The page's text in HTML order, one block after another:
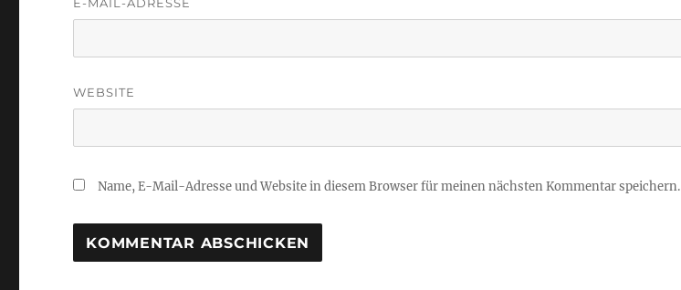
WEBSITE
Name, E-Mail-Adresse und Website in diesem Browser für meinen nächsten Kommentar speichern.